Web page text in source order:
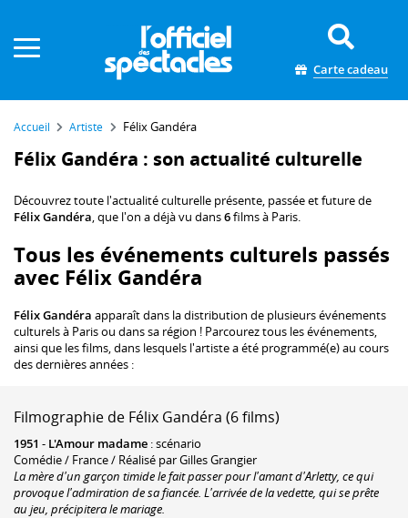
Carte cadeau
Accueil Artiste Félix Gandéra
Félix Gandéra : son actualité culturelle
Découvrez toute l'actualité culturelle présente, passée et future de
Félix Gandéra, que l'on a déjà vu dans6films à Paris.
Tous les événements culturels passés
avec Félix Gandéra
Félix Gandéra apparaît dans la distribution de plusieurs événements
culturels à Paris ou dans sa région ! Parcourez tous les événements,
ainsi que les films, dans lesquels l'artiste a été programmé(e) au cours
des dernières années :
Filmographie de Félix Gandéra (6 films)
1951 - L'Amour madame : scénario
Comédie / France / Réalisé par Gilles Grangier
La mère d'un garçon timide le fait passer pour l'amant d'Arletty, ce qui
provoque l'admiration de sa fiancée. L'arrivée de la vedette, qui se prête
au jeu, précipitera le mariage.